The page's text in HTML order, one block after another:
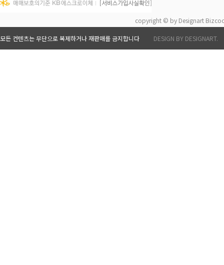
copyright © by Designart
모든 컨텐츠는 무단으로 복제하거나 재판매를 금지합니다 DESIGN BY DESIGNART.